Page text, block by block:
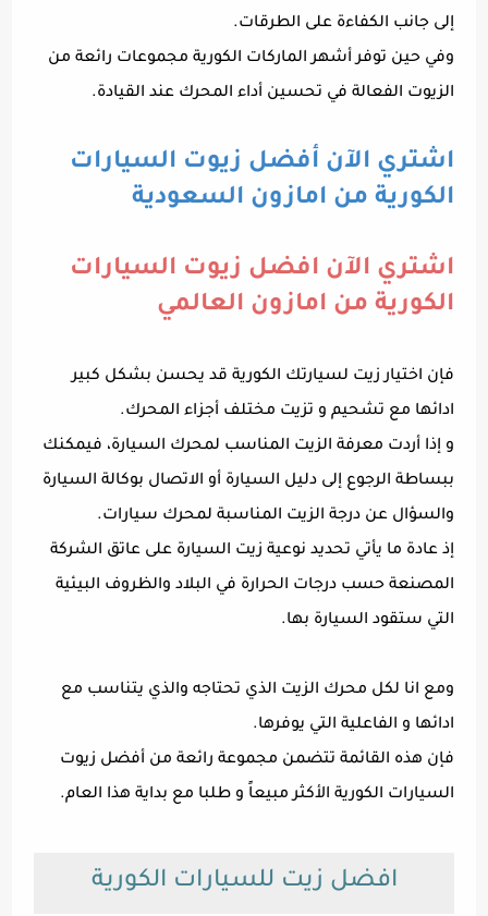
إلى جانب الكفاءة على الطرقات.
وفي حين توفر أشهر الماركات الكورية مجموعات رائعة من
الزيوت الفعالة في تحسين أداء المحرك عند القيادة.
اشتري الآن أفضل زيوت السيارات
الكورية من امازون السعودية
اشتري الآن افضل زيوت السيارات
الكورية من امازون العالمي
فإن اختيار زيت لسيارتك الكورية قد يحسن بشكل كبير
ادائها مع تشحيم و تزيت مختلف أجزاء المحرك.
و إذا أردت معرفة الزيت المناسب لمحرك السيارة، فيمكنك
ببساطة الرجوع إلى دليل السيارة أو الاتصال بوكالة السيارة
والسؤال عن درجة الزيت المناسبة لمحرك سيارات.
إذ عادة ما يأتي تحديد نوعية زيت السيارة على عاتق الشركة
المصنعة حسب درجات الحرارة في البلاد والظروف البيئية
التي ستقود السيارة بها.
ومع انا لكل محرك الزيت الذي تحتاجه والذي يتناسب مع
ادائها و الفاعلية التي يوفرها.
فإن هذه القائمة تتضمن مجموعة رائعة من أفضل زيوت
السيارات الكورية الأكثر مبيعاً و طلبا مع بداية هذا العام.
افضل زيت للسيارات الكورية